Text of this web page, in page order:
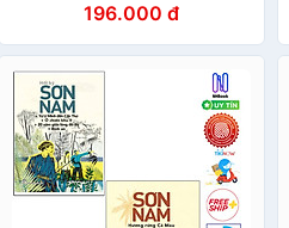
Đất An Giang ( Tặng sổ tay)
196.000 đ